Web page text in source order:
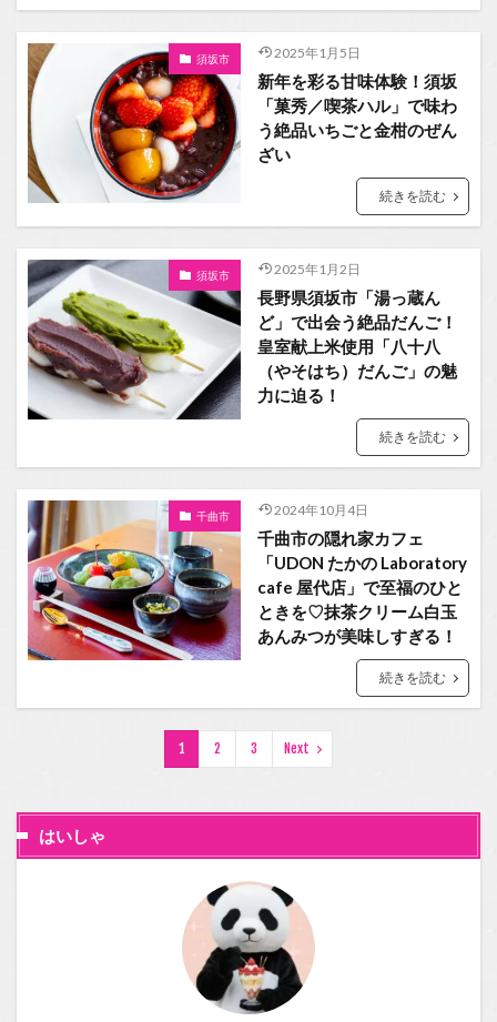
須坂市 2025年1月5日
新年を彩る甘味体験！須坂
「菓秀／喫茶ハル」で味わ
う絶品いちごと金柑のぜん
ざい
続きを読む
須坂市 2025年1月2日
長野県須坂市「湯っ蔵ん
ど」で出会う絶品だんご！
皇室献上米使用「八十八
（やそはち）だんご」の魅
力に迫る！
続きを読む
千曲市 2024年10月4日
千曲市の隠れ家カフェ
「UDON たかの Laboratory
cafe 屋代店」で至福のひと
ときを♡抹茶クリーム白玉
あんみつが美味しすぎる！
続きを読む
1 2 3 Next
はいしゃ